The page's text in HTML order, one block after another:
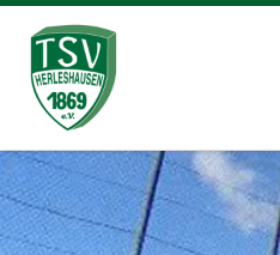
Zum Inhalt springen